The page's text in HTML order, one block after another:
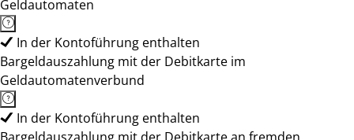
Geldautomaten
In der Kontoführung enthalten
Bargeldauszahlung mit der Debitkarte im
Geldautomatenverbund
In der Kontoführung enthalten